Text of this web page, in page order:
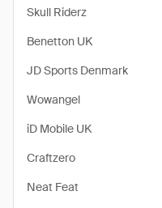
Skull Riderz
Benetton UK
JD Sports Denmark
Wowangel
iD Mobile UK
Craftzero
Neat Feat